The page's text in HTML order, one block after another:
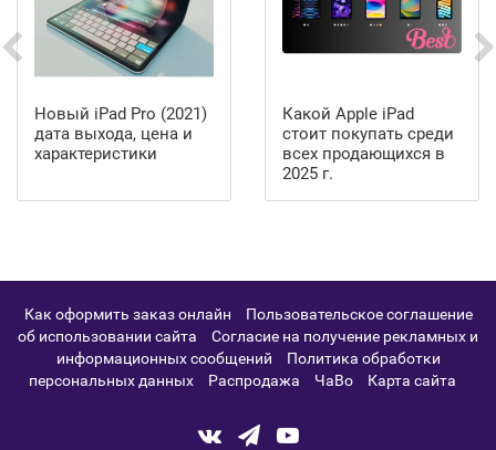
Новый iPad Pro (2021)
дата выхода, цена и
характеристики
Какой Apple iPad
стоит покупать среди
всех продающихся в
2025 г.
Как оформить заказ онлайн
Пользовательское соглашение
об использовании сайта
Согласие на получение рекламных и
информационных сообщений
Политика обработки
персональных данных
Распродажа ЧаВо Карта сайта